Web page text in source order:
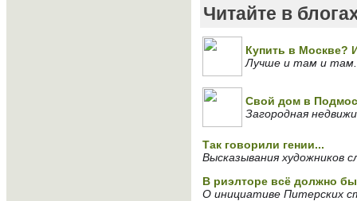
Читайте в
Купить в Москве?
Лучше и там и
Свой дом в
Загородная
Так говорили гении...
Высказывания художников
В риэлторе всё должно
О инициативе Питерских